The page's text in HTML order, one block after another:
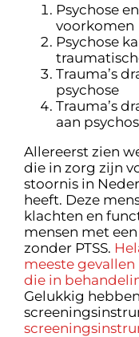
Psychose
voorkomen
Psychose
Trauma’s
psychose
Trauma’s
aan
Allereerst zien
die in zorg zijn
stoornis in
heeft. Deze
klachten en
mensen met
zonder PTSS.
meeste
die in
Gelukkig